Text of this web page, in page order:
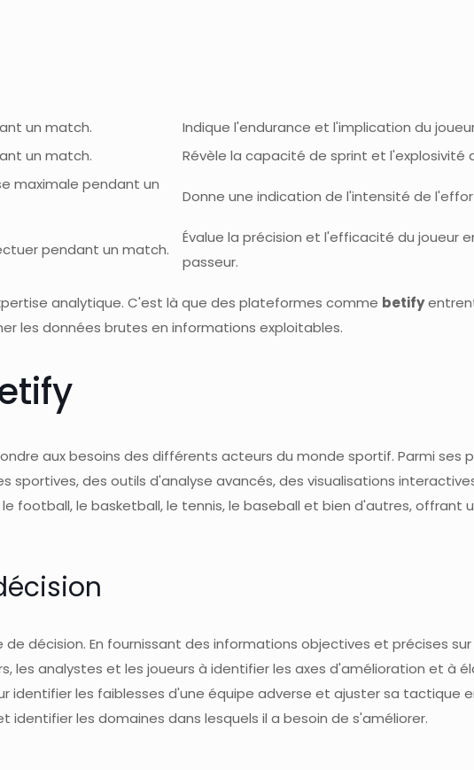
un match.
Indique l'endurance et l'implication du
un match. Révèle la capacité de sprint et l'explosivité
maximale pendant un
Donne une indication de l'intensité de
pendant un match.
Évalue la précision et l'efficacité du joueur
passeur.
analytique. C'est là que des plateformes comme betify
les données brutes en informations exploitables.
aux besoins des différents acteurs du monde sportif. Parmi ses
des outils d'analyse avancés, des visualisations
football, le basketball, le tennis, le baseball et bien d'autres, offrant
décision. En fournissant des informations objectives et précises sur
analystes et les joueurs à identifier les axes d'amélioration et à
identifier les faiblesses d'une équipe adverse et ajuster sa tactique
les domaines dans lesquels il a besoin de s'améliorer.